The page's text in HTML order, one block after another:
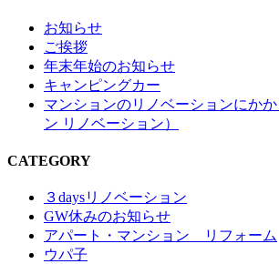
お知らせ
ご挨拶
年末年始のお知らせ
キャンピングカー
マンションのリノベーションにか
ン リノベーション）
CATEGORY
３daysリノベーション
GW休みのお知らせ
アパート・マンション リフォーム
ウパ子